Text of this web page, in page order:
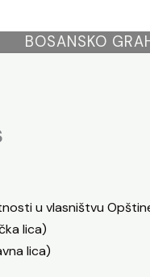
BOSANSKO
u vlasništvu
lica)
lica)